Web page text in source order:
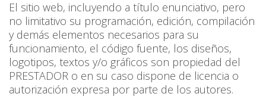
El sitio web, incluyendo a título enunciativo, pero
no limitativo su programación, edición, compilación
y demás elementos necesarios para su
funcionamiento, el código fuente, los diseños,
logotipos, textos y/o gráficos son propiedad del
PRESTADOR o en su caso dispone de licencia o
autorización expresa por parte de los autores.